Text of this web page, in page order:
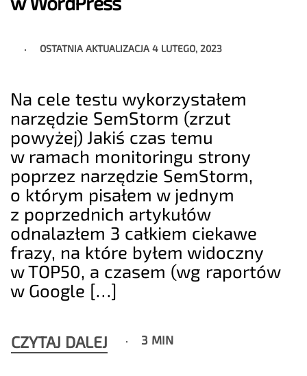
OSTATNIA AKTUALIZACJA4 LUTEGO, 2023
Na cele testu wykorzystałem
narzędzie SemStorm (zrzut
powyżej) Jakiś czas temu
w ramach monitoringu strony
poprzez narzędzie SemStorm,
o którym pisałem w jednym
z poprzednich artykułów
odnalazłem 3 całkiem ciekawe
frazy, na które byłem widoczny
w TOP50, a czasem (wg raportów
w Google […]
CZYTAJ DALEJ 3 MIN